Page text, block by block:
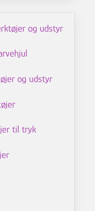
og udstyr
og udstyr
til tryk